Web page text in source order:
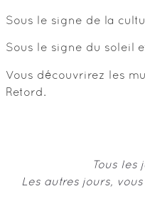
Sous le signe de la
Sous le signe du soleil
Vous découvrirez les
Retord.
Tous les
Les autres jours,